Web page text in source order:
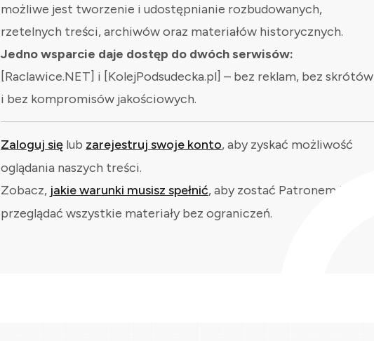
możliwe jest tworzenie i udostępnianie rozbudowanych,
rzetelnych treści, archiwów oraz materiałów historycznych.
Jedno wsparcie daje dostęp do dwóch serwisów:
[Raclawice.NET] i [KolejPodsudecka.pl] – bez reklam, bez skrótów
i bez kompromisów jakościowych.
Zaloguj się lub zarejestruj swoje konto, aby zyskać możliwość
oglądania naszych treści.
Zobacz, jakie warunki musisz spełnić, aby zostać Patronem i
przeglądać wszystkie materiały bez ograniczeń.